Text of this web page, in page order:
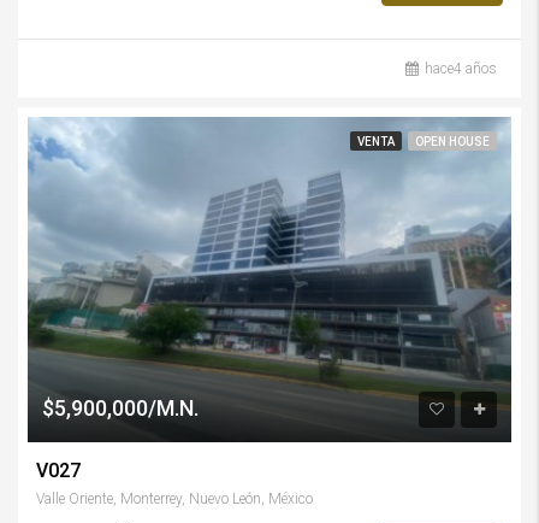
hace4 años
VENTA OPEN HOUSE
$5,900,000/M.N.
V027
Valle Oriente, Monterrey, Nuevo León, México